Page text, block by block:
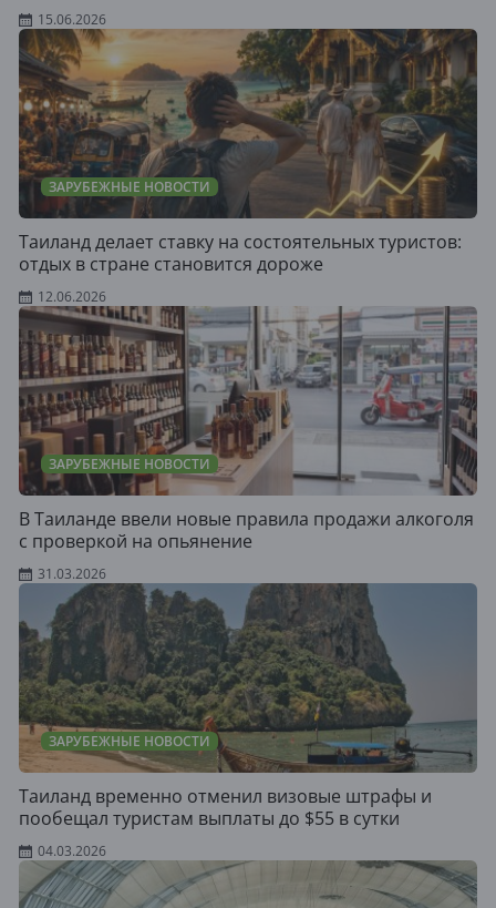
15.06.2026
ЗАРУБЕЖНЫЕ НОВОСТИ
Таиланд делает ставку на состоятельных туристов:
отдых в стране становится дороже
12.06.2026
ЗАРУБЕЖНЫЕ НОВОСТИ
В Таиланде ввели новые правила продажи алкоголя
с проверкой на опьянение
31.03.2026
ЗАРУБЕЖНЫЕ НОВОСТИ
Таиланд временно отменил визовые штрафы и
пообещал туристам выплаты до $55 в сутки
04.03.2026